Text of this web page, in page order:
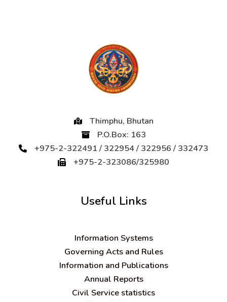
Thimphu, Bhutan
P.O.Box: 163
+975-2-322491 / 322954 / 322956 / 332473
+975-2-323086/325980
Useful Links
Information Systems
Governing Acts and Rules
Information and Publications
Annual Reports
Civil Service statistics